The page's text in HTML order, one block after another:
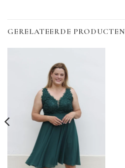
GERELATEERDE PRODUCTEN